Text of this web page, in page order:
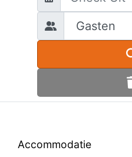
Accommodatie